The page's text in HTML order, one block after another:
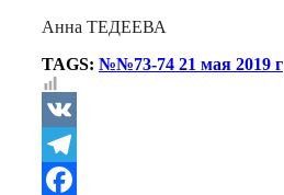
Анна ТЕДЕЕВА
TAGS: №№73-74 21 мая 2019 г
VK
Telegram